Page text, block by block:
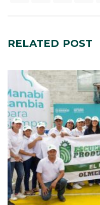
RELATED POST